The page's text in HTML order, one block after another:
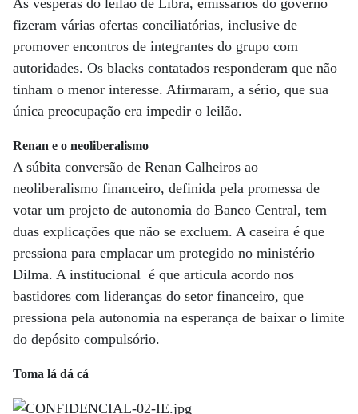
fizeram várias ofertas conciliatórias, inclusive de
promover encontros de integrantes do grupo com
autoridades. Os blacks contatados responderam que não
tinham o menor interesse. Afirmaram, a sério, que sua
única preocupação era impedir o leilão.
Renan e o neoliberalismo
A súbita conversão de Renan Calheiros ao
neoliberalismo financeiro, definida pela promessa de
votar um projeto de autonomia do Banco Central, tem
duas explicações que não se excluem. A caseira é que
pressiona para emplacar um protegido no ministério
Dilma. A institucional é que articula acordo nos
bastidores com lideranças do setor financeiro, que
pressiona pela autonomia na esperança de baixar o limite
do depósito compulsório.
Toma lá dá cá